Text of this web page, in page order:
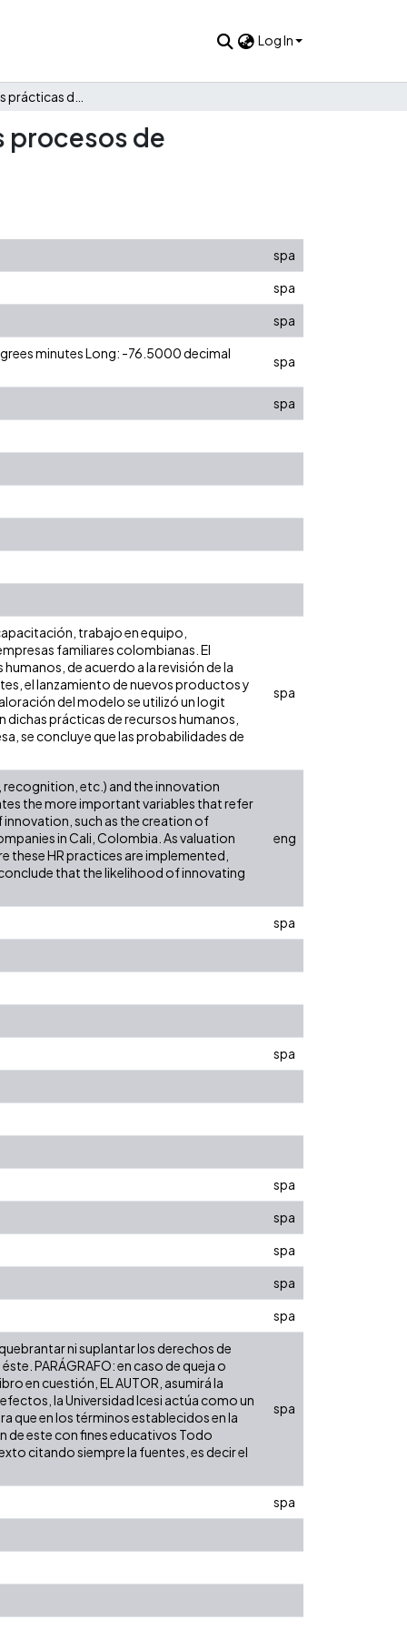
Log In
procesos de
spa
spa
spa
minutes Long: -76.5000 decimal
spa
spa
trabajo en equipo,
familiares colombianas. El
de acuerdo a la revisión de la
el lanzamiento de nuevos productos y
del modelo se utilizó un logit
prácticas de recursos humanos,
se concluye que las probabilidades de
spa
recognition, etc.) and the innovation
the more important variables that refer
such as the creation of
in Cali, Colombia. As valuation
HR practices are implemented,
that the likelihood of innovating
eng
spa
spa
spa
spa
spa
spa
spa
ni suplantar los derechos de
PARÁGRAFO: en caso de queja o
en cuestión, EL AUTOR, asumirá la
la Universidad Icesi actúa como un
que en los términos establecidos en la
de este con fines educativos Todo
citando siempre la fuentes, es decir el
spa
spa